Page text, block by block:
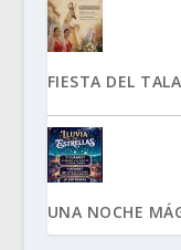
FIESTA DEL
UNA NOCHE